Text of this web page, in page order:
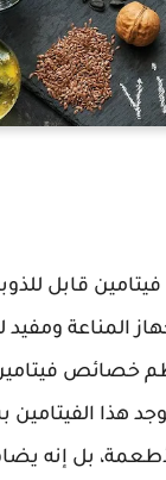
قابل
المناعة
خصائص
هذا
بل إنه